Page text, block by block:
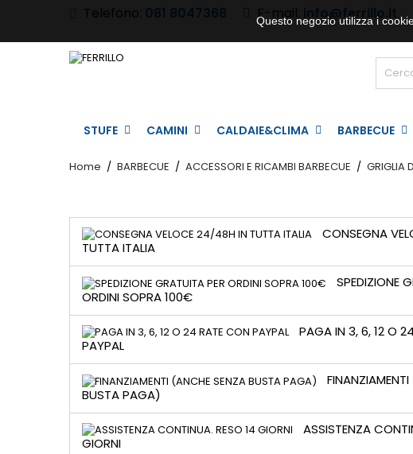
Telefono: 081 8047368 E-mail: info@ferrillo.it
STUFE CAMINI CALDAIE&CLIMA BARBECUE
Home BARBECUE ACCESSORI E RICAMBI BARBECUE GRIGLIA
CONSEGNA
TUTTA ITALIA
SPEDIZIONE
ORDINI SOPRA 100€
PAGA IN 3, 6, 12 O
PAYPAL
BUSTA PAGA)
ASSISTENZA
GIORNI
Questo negozio utilizza i